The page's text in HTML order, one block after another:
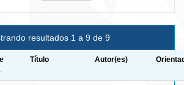
resultados 1 a 9 de 9
Título Autor(es)